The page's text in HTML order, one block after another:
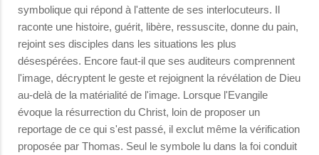
symbolique qui répond à l'attente de ses interlocuteurs. Il
raconte une histoire, guérit, libère, ressuscite, donne du pain,
rejoint ses disciples dans les situations les plus
désespérées. Encore faut-il que ses auditeurs comprennent
l'image, décryptent le geste et rejoignent la révélation de Dieu
au-delà de la matérialité de l'image. Lorsque l'Evangile
évoque la résurrection du Christ, loin de proposer un
reportage de ce qui s'est passé, il exclut même la vérification
proposée par Thomas. Seul le symbole lu dans la foi conduit